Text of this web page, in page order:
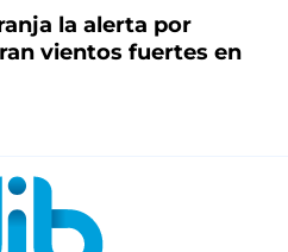
la alerta por
vientos fuertes en